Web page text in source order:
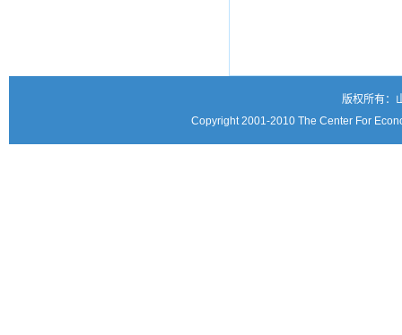
版权所有：
Copyright 2001-2010 The Center For